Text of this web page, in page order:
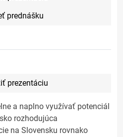
prednášku
prezentáciu
a naplno využívať potenciál
rozhodujúca
na Slovensku rovnako